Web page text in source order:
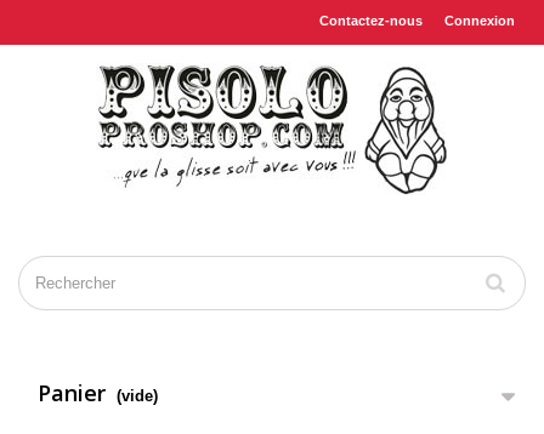
Connexion
Contactez-nous
Panier (vide)